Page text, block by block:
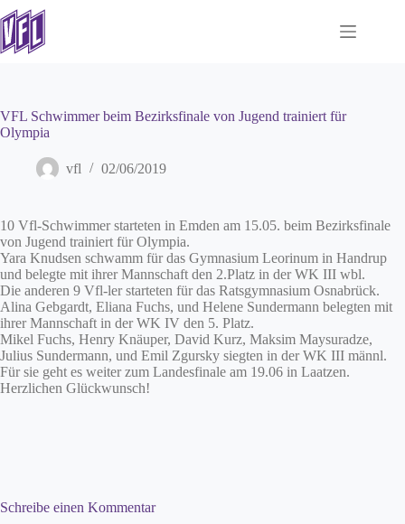
Zum
Inhalt
springen
VFL Schwimmer beim Bezirksfinale von Jugend trainiert für
Olympia
vfl 02/06/2019
10 Vfl-Schwimmer starteten in Emden am 15.05. beim Bezirksfinale
von Jugend trainiert für Olympia.
Yara Knudsen schwamm für das Gymnasium Leorinum in Handrup
und belegte mit ihrer Mannschaft den 2.Platz in der WK III wbl.
Die anderen 9 Vfl-ler starteten für das Ratsgymnasium Osnabrück.
Alina Gebgardt, Eliana Fuchs, und Helene Sundermann belegten mit
ihrer Mannschaft in der WK IV den 5. Platz.
Mikel Fuchs, Henry Knäuper, David Kurz, Maksim Maysuradze,
Julius Sundermann, und Emil Zgursky siegten in der WK III männl.
Für sie geht es weiter zum Landesfinale am 19.06 in Laatzen.
Herzlichen Glückwunsch!
Schreibe einen Kommentar